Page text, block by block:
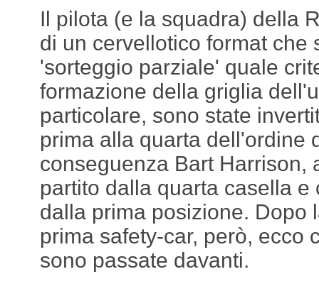
Il pilota (e la squadra) della
di un cervellotico format che
'sorteggio parziale' quale
formazione della griglia
particolare, sono state
prima alla quarta dell'ordine
conseguenza Bart Harrison,
partito dalla quarta casella e
dalla prima posizione. Dopo
prima safety-car, però, ecco
sono passate davanti.